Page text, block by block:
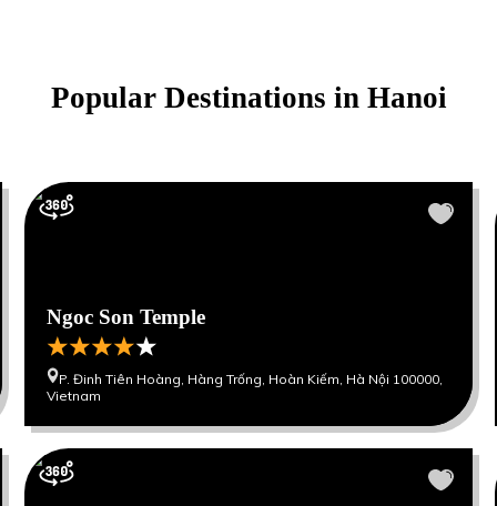
Popular Destinations in Hanoi
Ngoc Son Temple
P. Đinh Tiên Hoàng, Hàng Trống, Hoàn Kiếm, Hà Nội 100000,
Vietnam